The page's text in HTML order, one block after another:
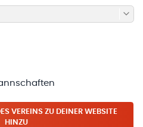
VEREINS ZU DEINER WEBSITE
HINZU